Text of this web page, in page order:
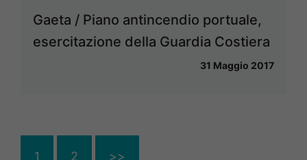
Gaeta / Piano antincendio portuale,
esercitazione della Guardia Costiera
31 Maggio 2017
1 2 >>